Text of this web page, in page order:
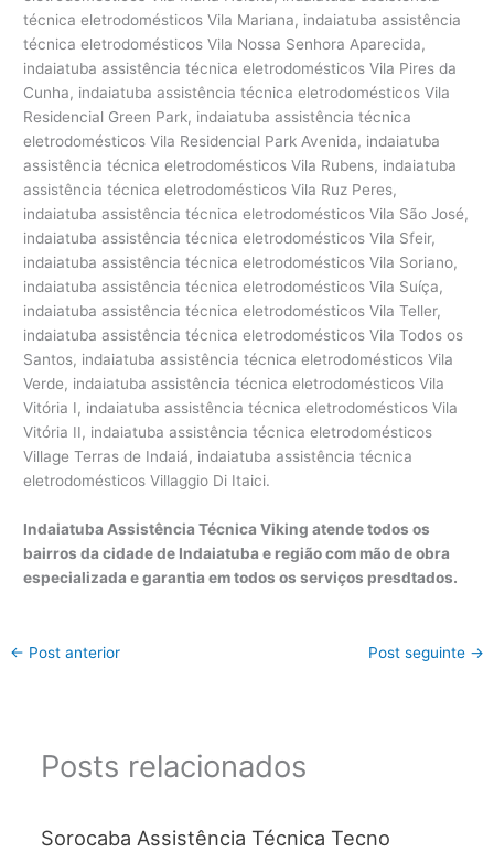
Indaiatuba Assistência Técnica Viking atende todos os
bairros da cidade de Indaiatuba e região com mão de obra
especializada e garantia em todos os serviços presdtados.
← Post anterior Post seguinte →
Posts relacionados
Sorocaba Assistência Técnica Tecno